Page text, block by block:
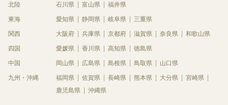
北陸 石川県 富山県 福井県
東海 愛知県 静岡県 岐阜県 三重県
関西 大阪府 兵庫県 京都府 滋賀県 奈良県 和歌山県
四国 愛媛県 香川県 高知県 徳島県
中国 岡山県 広島県 島根県 鳥取県 山口県
九州・沖縄 福岡県 佐賀県 長崎県 熊本県 大分県
宮崎県
鹿児島県
沖縄県